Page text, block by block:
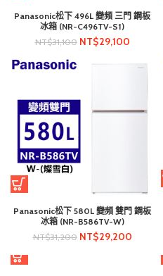
Panasonic松下 496L 變頻 三門 鋼板
冰箱 (NR-C496TV-S1)
NT$31,100 NT$29,100
Panasonic松下 580L 變頻 雙門 鋼板
冰箱 (NR-B586TV-W)
NT$31,200 NT$29,200